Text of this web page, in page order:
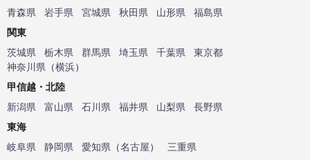
青森県
岩手県 宮城県 秋田県 山形県
福島県
関東
茨城県
栃木県 群馬県 埼玉県 千葉県
東京都
神奈川県 （横浜）
甲信越・北陸
新潟県
富山県 石川県 福井県 山梨県
長野県
東海
岐阜県
静岡県 愛知県 （名古屋）
三重県